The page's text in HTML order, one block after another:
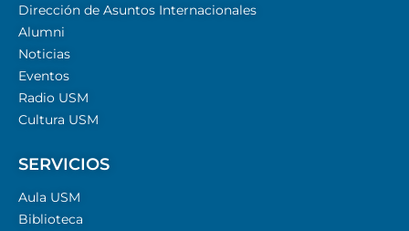
Dirección de Asuntos Internacionales
Alumni
Noticias
Eventos
Radio USM
Cultura USM
SERVICIOS
Aula USM
Biblioteca